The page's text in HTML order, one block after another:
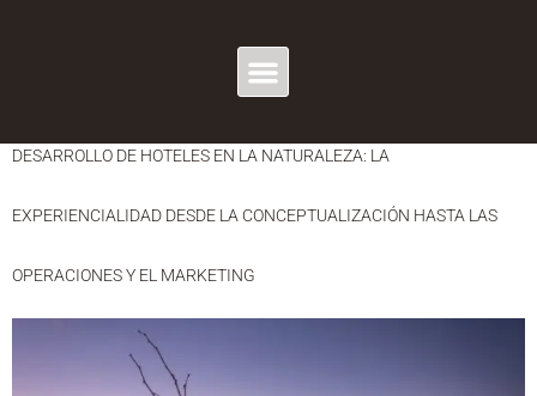
ETIQUETA:HOTEL
EXPERIENCIAL
DESARROLLO DE HOTELES EN LA NATURALEZA: LA
EXPERIENCIALIDAD DESDE LA CONCEPTUALIZACIÓN HASTA LAS
OPERACIONES Y EL MARKETING